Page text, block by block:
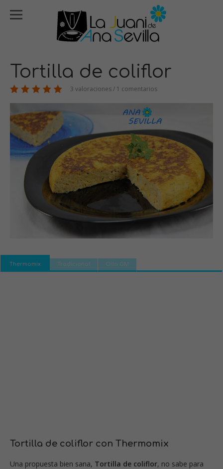
Tortilla de coliflor
3 valoraciones / 1 comentarios
Thermomix Tradicional Olla GM
Tortilla de coliflor con Thermomix
Una propuesta bien sana, Tortilla de coliflor, no sabe para